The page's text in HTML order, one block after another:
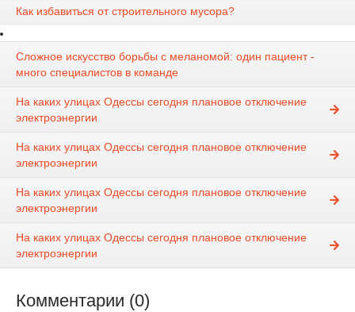
Как избавиться от строительного мусора?
Сложное искусство борьбы с меланомой: один пациент -
много специалистов в команде
На каких улицах Одессы сегодня плановое отключение
электроэнергии
На каких улицах Одессы сегодня плановое отключение
электроэнергии
На каких улицах Одессы сегодня плановое отключение
электроэнергии
На каких улицах Одессы сегодня плановое отключение
электроэнергии
Комментарии (0)